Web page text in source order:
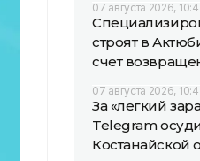
07 августа 2026,
строят в
счет
07 августа 2026,
За «легкий
Telegram
Костанайской